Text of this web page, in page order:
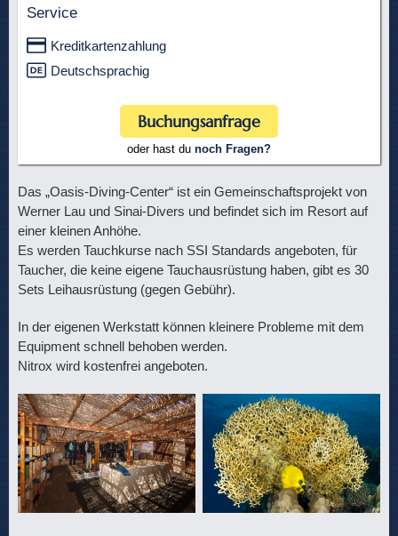
Service
Kreditkartenzahlung
Deutschsprachig
Buchungsanfrage
oder hast du noch Fragen?
Das „Oasis-Diving-Center“ ist ein Gemeinschaftsprojekt von
Werner Lau und Sinai-Divers und befindet sich im Resort auf
einer kleinen Anhöhe.
Es werden Tauchkurse nach SSI Standards angeboten, für
Taucher, die keine eigene Tauchausrüstung haben, gibt es 30
Sets Leihausrüstung (gegen Gebühr).
In der eigenen Werkstatt können kleinere Probleme mit dem
Equipment schnell behoben werden.
Nitrox wird kostenfrei angeboten.